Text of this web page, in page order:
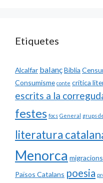
Etiquetes
Alcalfar balançBiblia
Consumisme conte crítica
escrits a la
festes focs General grups
literatura
Menorca migracions
Països Catalans poesia